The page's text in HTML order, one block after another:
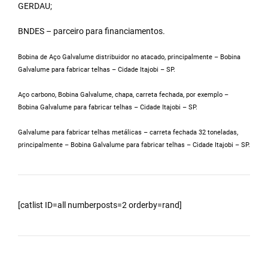
GERDAU;
BNDES – parceiro para financiamentos.
Bobina de Aço Galvalume distribuidor no atacado, principalmente – Bobina
Galvalume para fabricar telhas – Cidade Itajobi – SP.
Aço carbono, Bobina Galvalume, chapa, carreta fechada, por exemplo –
Bobina Galvalume para fabricar telhas – Cidade Itajobi – SP.
Galvalume para fabricar telhas metálicas – carreta fechada 32 toneladas,
principalmente – Bobina Galvalume para fabricar telhas – Cidade Itajobi – SP.
[catlist ID=all numberposts=2 orderby=rand]